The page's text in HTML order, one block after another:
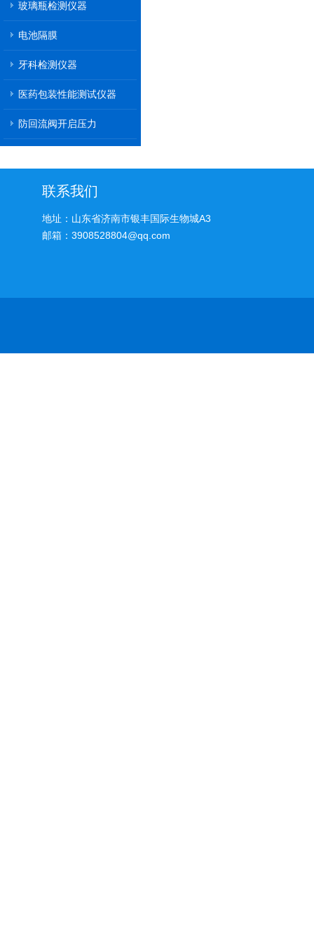
玻璃瓶检测仪器
电池隔膜
牙科检测仪器
医药包装性能测试仪器
防回流阀开启压力
联系我们
地址：山东省济南市银丰国际生物城A3
邮箱：3908528804@qq.com